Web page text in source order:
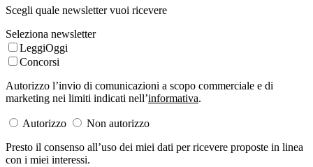
Scegli quale newsletter vuoi ricevere
Seleziona newsletter
LeggiOggi
Concorsi
Autorizzo l’invio di comunicazioni a scopo commerciale e di
marketing nei limiti indicati nell’informativa.
Autorizzo
Non autorizzo
Presto il consenso all’uso dei miei dati per ricevere proposte in linea
con i miei interessi.